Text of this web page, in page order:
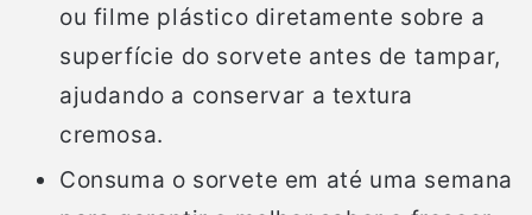
ou filme plástico diretamente sobre a
superfície do sorvete antes de tampar,
ajudando a conservar a textura
cremosa.
Consuma o sorvete em até uma semana